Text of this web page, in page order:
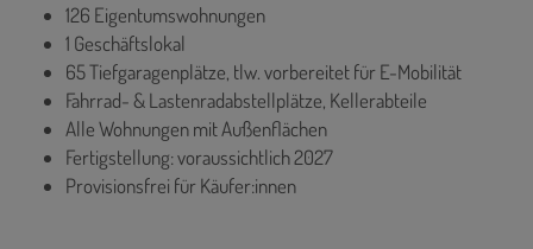
126 Eigentumswohnungen
1 Geschäftslokal
65 Tiefgaragenplätze, tlw. vorbereitet für E-Mobilität
Fahrrad- & Lastenradabstellplätze, Kellerabteile
Alle Wohnungen mit Außenflächen
Fertigstellung: voraussichtlich 2027
Provisionsfrei für Käufer:innen